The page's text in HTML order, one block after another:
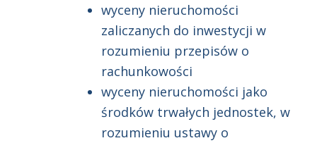
wyceny nieruchomości
zaliczanych do inwestycji w
rozumieniu przepisów o
rachunkowości
wyceny nieruchomości jako
środków trwałych jednostek, w
rozumieniu ustawy o